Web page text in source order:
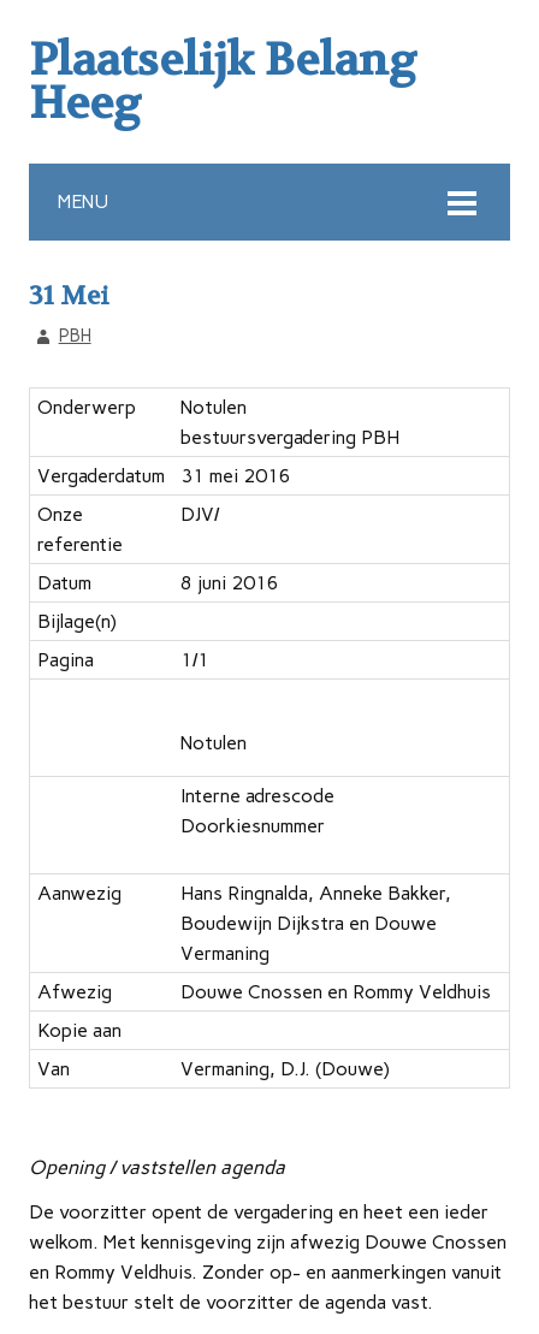
Plaatselijk Belang
Heeg
MENU
31 Mei
PBH
Onderwerp
Notulen
bestuursvergadering PBH
Vergaderdatum
31 mei 2016
Onze
referentie
DJV/
Datum
8 juni 2016
Bijlage(n)
Pagina
1/1
Notulen
Interne adrescode
Doorkiesnummer
Aanwezig
Hans Ringnalda, Anneke Bakker,
Boudewijn Dijkstra en Douwe
Vermaning
Afwezig
Douwe Cnossen en Rommy Veldhuis
Kopie aan
Van
Vermaning, D.J. (Douwe)
Opening / vaststellen agenda
De voorzitter opent de vergadering en heet een ieder
welkom. Met kennisgeving zijn afwezig Douwe Cnossen
en Rommy Veldhuis. Zonder op- en aanmerkingen vanuit
het bestuur stelt de voorzitter de agenda vast.